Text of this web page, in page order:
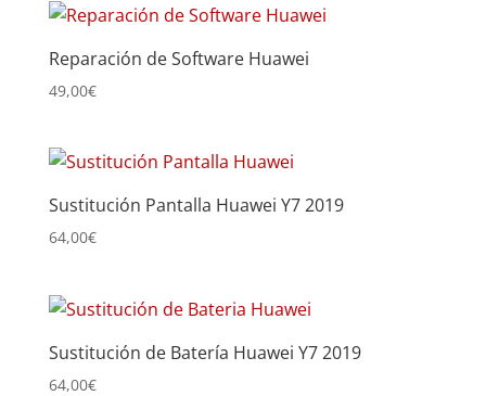
Reparación de Software Huawei
49,00€
Sustitución Pantalla Huawei Y7 2019
64,00€
Sustitución de Batería Huawei Y7 2019
64,00€